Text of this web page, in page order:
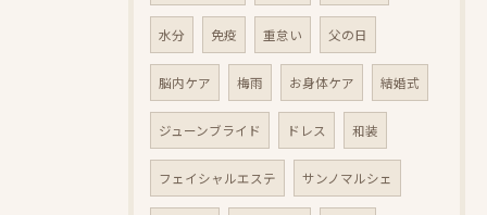
水分 免疫 重怠い 父の日
脳内ケア 梅雨 お身体ケア 結婚式
ジューンブライド ドレス 和装
フェイシャルエステ サンノマルシェ